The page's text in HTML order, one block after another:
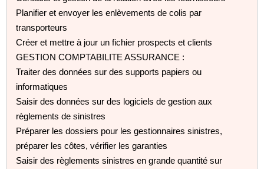
Planifier et envoyer les enlèvements de colis par
transporteurs
Créer et mettre à jour un fichier prospects et clients
GESTION COMPTABILITE ASSURANCE :
Traiter des données sur des supports papiers ou
informatiques
Saisir des données sur des logiciels de gestion aux
règlements de sinistres
Préparer les dossiers pour les gestionnaires sinistres,
préparer les côtes, vérifier les garanties
Saisir des règlements sinistres en grande quantité sur